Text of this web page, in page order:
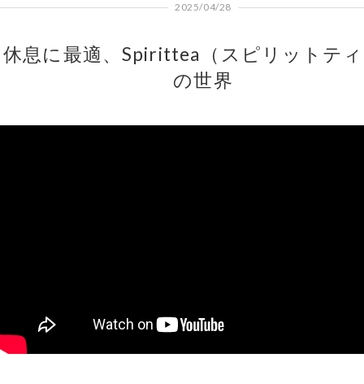
2025/04/28
休息に最適、Spirittea（スピリットテ
の世界